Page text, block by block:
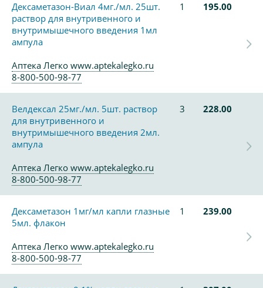
Дексаметазон-Виал 4мг./мл. 25шт.
раствор для внутривенного и
внутримышечного введения 1мл
ампула
1 195.00
Аптека Легко www.aptekalegko.ru
8-800-500-98-77
Велдексал 25мг./мл. 5шт. раствор
для внутривенного и
внутримышечного введения 2мл.
ампула
3 228.00
Аптека Легко www.aptekalegko.ru
8-800-500-98-77
Дексаметазон 1мг/мл капли глазные
5мл. флакон
1 239.00
Аптека Легко www.aptekalegko.ru
8-800-500-98-77